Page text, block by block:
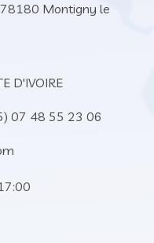
Montigny le
D'IVOIRE
07 48 55 23 06